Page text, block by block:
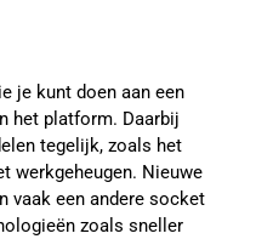
je kunt doen aan een
het platform. Daarbij
tegelijk, zoals het
werkgeheugen. Nieuwe
vaak een andere socket
zoals sneller